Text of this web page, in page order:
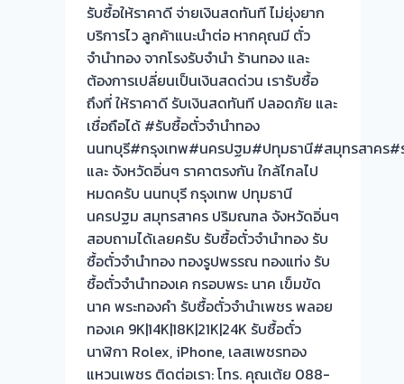
ทันที
ไม่
ต้อง
รอ
จบ
หน้า
งาน
📌
รับ
ซื้อ
ตั๋ว
จำนำ
ทอง
รับ
ซื้อ
ทอง
|
รับซื้อให้ราคาดี จ่ายเงินสดทันที ไม่ยุ่งยาก
บริการไว ลูกค้าแนะนำต่อ หากคุณมี ตั๋ว
จำนำทอง จากโรงรับจำนำ ร้านทอง และ
ต้องการเปลี่ยนเป็นเงินสดด่วน เรารับซื้อ
ถึงที่ ให้ราคาดี รับเงินสดทันที ปลอดภัย และ
เชื่อถือได้ #รับซื้อตั๋วจำนำทอง
นนทบุรี#กรุงเทพ#นครปฐม#ปทุมธานี#สมุทรสาคร#
และ จังหวัดอิ่นๆ ราคาตรงกัน ใกล้ไกลไป
หมดครับ นนทบุรี กรุงเทพ ปทุมธานี
นครปฐม สมุทรสาคร ปริมณฑล จังหวัดอิ่นๆ
สอบถามได้เลยครับ รับซื้อตั๋วจำนำทอง รับ
ซื้อตั๋วจำนำทอง ทองรูปพรรณ ทองแท่ง รับ
ซื้อตั๋วจำนำทองเค กรอบพระ นาค เข็มขัด
นาค พระทองคำ รับซื้อตั๋วจำนำเพชร พลอย
ทองเค 9K|14K|18K|21K|24K รับซื้อตั๋ว
นาฬิกา Rolex, iPhone, เลสเพชรทอง
แหวนเพชร ติดต่อเรา: โทร. คุณเต้ย 088-